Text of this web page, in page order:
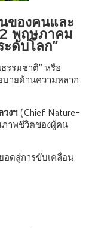
ของคนและ
พฤษภาคม
ดับโลก”
รรมชาติ” หรือ
บายด้านความหลาก
งฯ(Chief Nature-
ภาพชีวิตของผู้คน
อดสู่การขับเคลื่อน